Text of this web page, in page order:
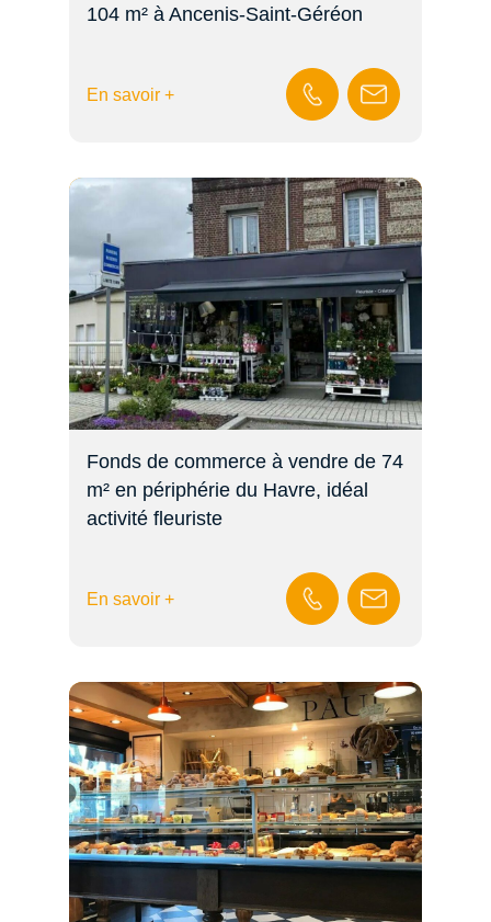
104 m² à Ancenis-Saint-Géréon
En savoir +
Fonds de commerce à vendre de 74
m² en périphérie du Havre, idéal
activité fleuriste
En savoir +